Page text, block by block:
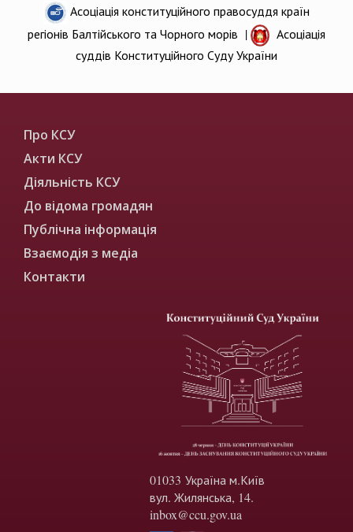
Асоціація конституційного правосуддя країн
регіонів Балтійського та Чорного морів |
Асоціація
суддів Конституційного Суду України
Про КСУ
Акти КСУ
Діяльність КСУ
До відома громадян
Публічна інформація
Взаємодія з медіа
Контакти
01033 Україна м.Київ
вул. Жилянська, 14.
inbox@ccu.gov.ua